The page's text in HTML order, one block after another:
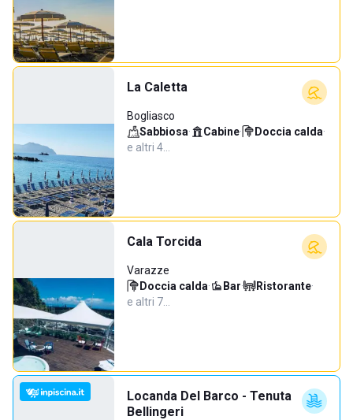
La Caletta
Bogliasco
Sabbiosa· Cabine· Doccia calda·
e altri 4…
Cala Torcida
Varazze
Doccia calda· Bar· Ristorante·
e altri 7…
Locanda Del Barco - Tenuta
Bellingeri